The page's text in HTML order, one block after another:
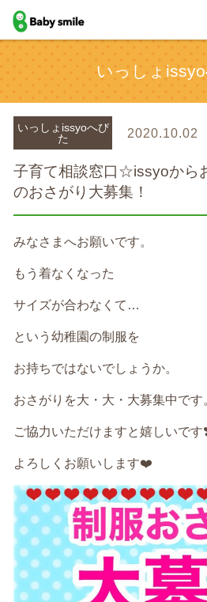
baby smile
いっしょ
いっしょissyoへび
た
2020.10.02
子育て相談窓口☆issyoから
のおさがり大募集！
みなさまへお願いです。
もう着なくなった
サイズが合わなくて…
という幼稚園の制服を
お持ちではないでしょうか。
おさがりを大・大・大募集中です
ご協力いただけますと嬉しいです
よろしくお願いします❤️